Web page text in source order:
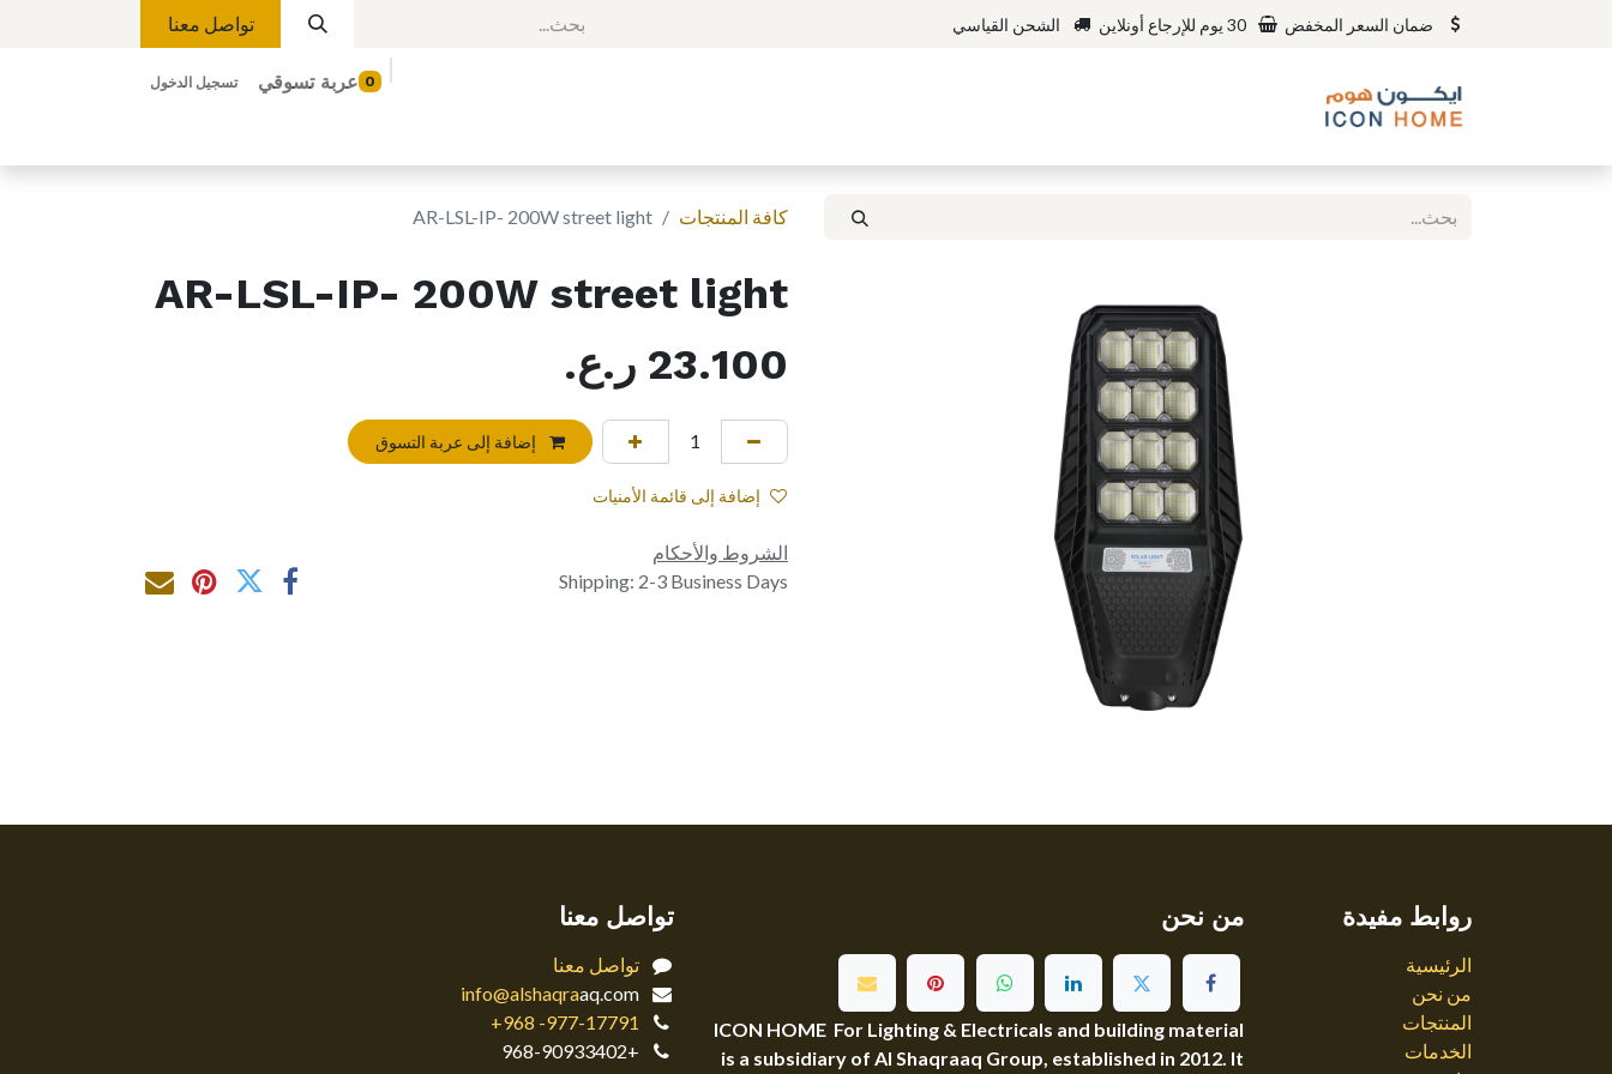
ضمان السعر المخفض 30 يوم للإرجاع أونلاين الشحن القياسي تواصل معنا
عربة تسوقي 0 تسجيل الدخول
كافة المنتجات AR-LSL-IP- 200W street light
AR-LSL-IP- 200W street light
23.100 ر.ع.
إضافة إلى عربة التسوق
إضافة إلى قائمة الأمنيات
الشروط والأحكام
Shipping: 2-3 Business Days
روابط مفيدة
الرئيسية
من نحن
المنتجات
الخدمات
من نحن
ICON HOME For Lighting & Electricals and building material
is a subsidiary of Al Shaqraaq Group, established in 2012. It
تواصل معنا
تواصل معنا
info@alshaqraaq.com
+968 -977-17791
+968-90933402